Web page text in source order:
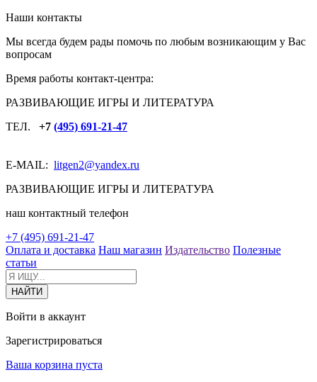
Наши контакты
Мы всегда будем рады помочь по любым возникающим у Вас
вопросам
Время работы контакт-центра:
РАЗВИВАЮЩИЕ ИГРЫ И ЛИТЕРАТУРА
ТЕЛ. +7 (495) 691-21-47
E-MAIL: litgen2@yandex.ru
РАЗВИВАЮЩИЕ ИГРЫ И ЛИТЕРАТУРА
наш контактный телефон
+7 (495) 691-21-47
Оплата и доставка Наш магазин Издательство Полезные
статьи
Войти в аккаунт
Зарегистрироваться
Ваша корзина пуста